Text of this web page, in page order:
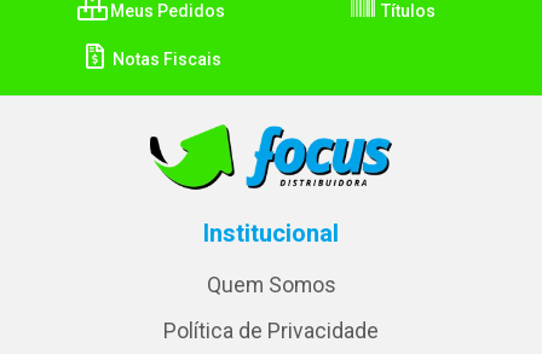
Meus Pedidos Títulos
Notas Fiscais
Institucional
Quem Somos
Política de Privacidade